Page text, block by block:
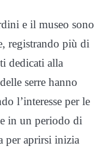
e il museo sono
registrando più di
dedicati alla
serre hanno
l’interesse per le
in un periodo di
per aprirsi inizia